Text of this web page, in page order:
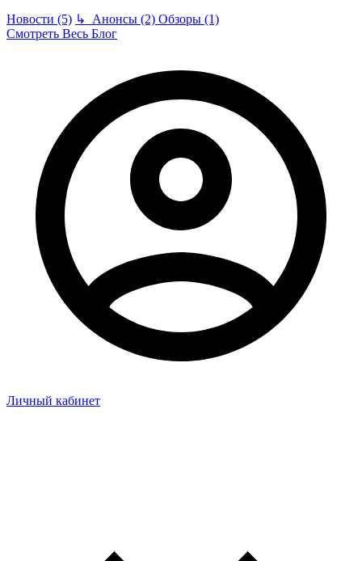
Новости (5) ↳ Анонсы (2) Обзоры (1)
Смотреть Весь Блог
Личный кабинет